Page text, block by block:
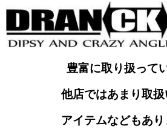
豊富に取り扱って
他店ではあまり取
アイテムなどもあ